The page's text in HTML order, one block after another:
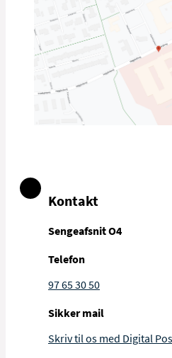
Kontakt
Sengeafsnit O4
Telefon
97 65 30 50
Sikker mail
Skriv til os med Digital